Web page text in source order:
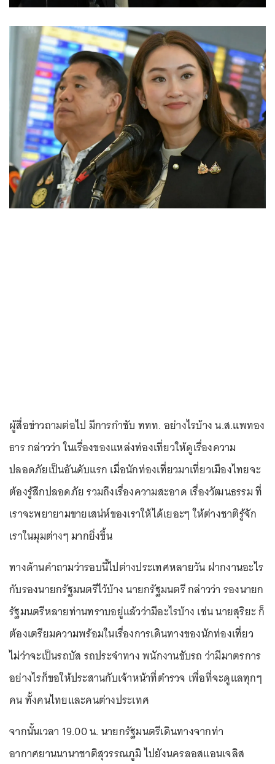
ผู้สื่อข่าวถามต่อไป มีการกำชับ ททท. อย่างไรบ้าง น.ส.แพทอง
ธาร กล่าวว่า ในเรื่องของแหล่งท่องเที่ยวให้ดูเรื่องความ
ปลอดภัยเป็นอันดับแรก เมื่อนักท่องเที่ยวมาเที่ยวเมืองไทยจะ
ต้องรู้สึกปลอดภัย รวมถึงเรื่องความสะอาด เรื่องวัฒนธรรม ที่
เราจะพยายามขายเสน่ห์ของเราให้ได้เยอะๆ ให้ต่างชาติรู้จัก
เราในมุมต่างๆ มากยิ่งขึ้น
ทางด้านคำถามว่ารอบนี้ไปต่างประเทศหลายวัน ฝากงานอะไร
กับรองนายกรัฐมนตรีไว้บ้าง นายกรัฐมนตรี กล่าวว่า รองนายก
รัฐมนตรีหลายท่านทราบอยู่แล้วว่ามีอะไรบ้าง เช่น นายสุริยะ ก็
ต้องเตรียมความพร้อมในเรื่องการเดินทางของนักท่องเที่ยว
ไม่ว่าจะเป็นรถบัส รถประจำทาง พนักงานขับรถ ว่ามีมาตรการ
อย่างไรก็ขอให้ประสานกับเจ้าหน้าที่ตำรวจ เพื่อที่จะดูแลทุกๆ
คน ทั้งคนไทยและคนต่างประเทศ
จากนั้นเวลา 19.00 น. นายกรัฐมนตรีเดินทางจากท่า
อากาศยานนานาชาติสุวรรณภูมิ ไปยังนครลอสแอนเจลิส